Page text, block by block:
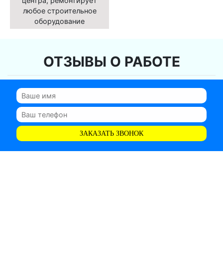
любое строительное
оборудование
ОТЗЫВЫ О РАБОТЕ
ЗАКАЗАТЬ ЗВОНОК